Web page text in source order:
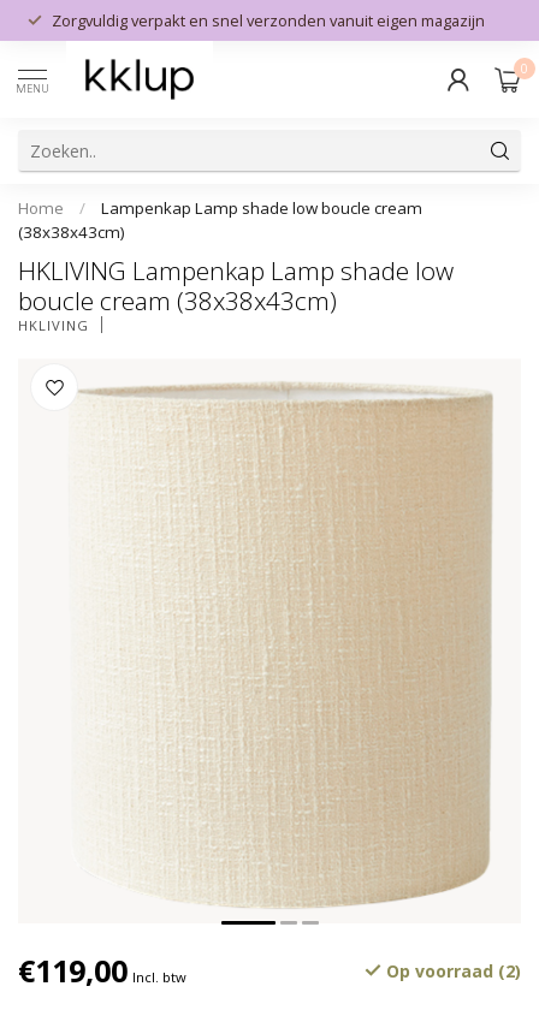
Zorgvuldig verpakt en snel verzonden vanuit eigen magazijn
MENU
0
Home /
Lampenkap Lamp shade low boucle cream
(38x38x43cm)
HKLIVING Lampenkap Lamp shade low
boucle cream (38x38x43cm)
HKLIVING
€119,00 Incl. btw Op voorraad (2)